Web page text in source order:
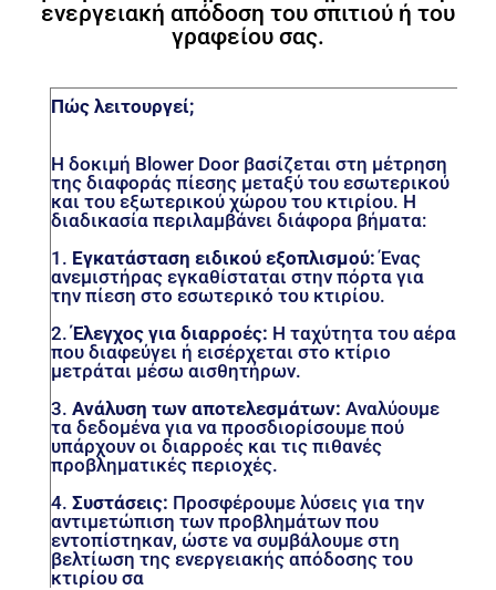
ενεργειακή απόδοση του σπιτιού ή του
γραφείου σας.
Πώς λειτουργεί;
Η δοκιμή Blower Door βασίζεται στη μέτρηση
της διαφοράς πίεσης μεταξύ του εσωτερικού
και του εξωτερικού χώρου του κτιρίου. Η
διαδικασία περιλαμβάνει διάφορα βήματα:
1. Εγκατάσταση ειδικού εξοπλισμού:Ένας
ανεμιστήρας εγκαθίσταται στην πόρτα για
την πίεση στο εσωτερικό του κτιρίου.
2.Έλεγχος για διαρροές: Η ταχύτητα του αέρα
που διαφεύγει ή εισέρχεται στο κτίριο
μετράται μέσω αισθητήρων.
3. Ανάλυση των αποτελεσμάτων: Αναλύουμε
τα δεδομένα για να προσδιορίσουμε πού
υπάρχουν οι διαρροές και τις πιθανές
προβληματικές περιοχές.
4. Συστάσεις: Προσφέρουμε λύσεις για την
αντιμετώπιση των προβλημάτων που
εντοπίστηκαν, ώστε να συμβάλουμε στη
βελτίωση της ενεργειακής απόδοσης του
κτιρίου σα